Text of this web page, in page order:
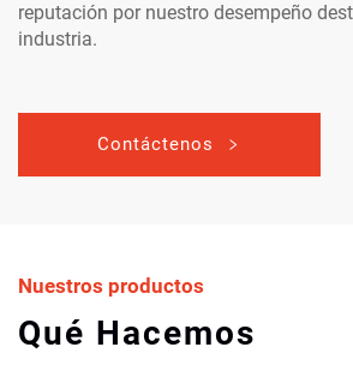
reputación por nuestro desempeño
industria.
Contáctenos
Nuestros productos
Qué Hacemos